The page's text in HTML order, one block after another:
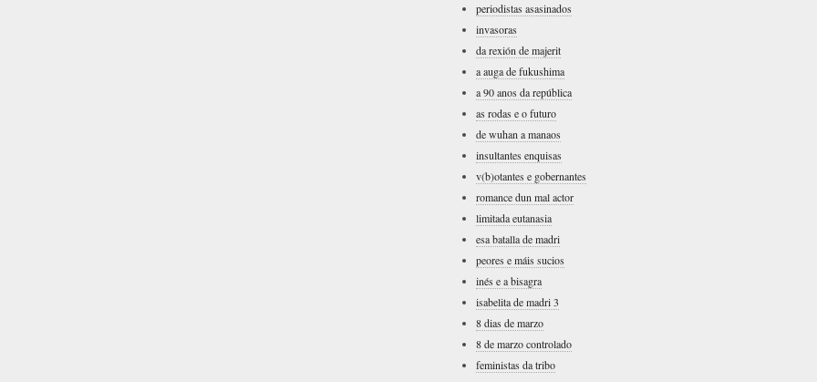
periodistas asasinados
invasoras
da rexión de majerit
a auga de fukushima
a 90 anos da república
as rodas e o futuro
de wuhan a manaos
insultantes enquisas
v(b)otantes e gobernantes
romance dun mal actor
limitada eutanasia
esa batalla de madri
peores e máis sucios
inés e a bisagra
isabelita de madri 3
8 dias de marzo
8 de marzo controlado
feministas da tribo